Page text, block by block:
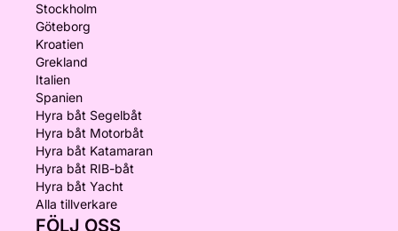
Stockholm
Göteborg
Kroatien
Grekland
Italien
Spanien
Hyra båt Segelbåt
Hyra båt Motorbåt
Hyra båt Katamaran
Hyra båt RIB-båt
Hyra båt Yacht
Alla tillverkare
FÖLJ OSS